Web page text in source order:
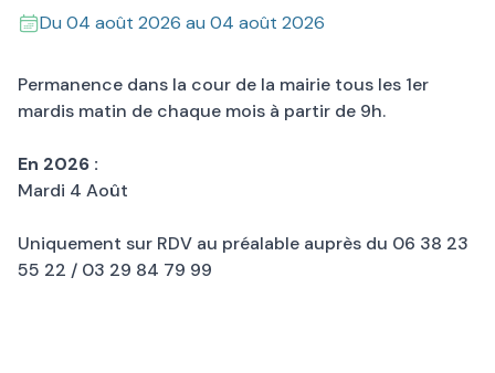
Du 04 août 2026 au 04 août 2026
Permanence dans la cour de la mairie tous les 1er
mardis matin de chaque mois à partir de 9h.
En 2026 :
Mardi 4 Août
Uniquement sur RDV au préalable auprès du 06 38 23
55 22 / 03 29 84 79 99